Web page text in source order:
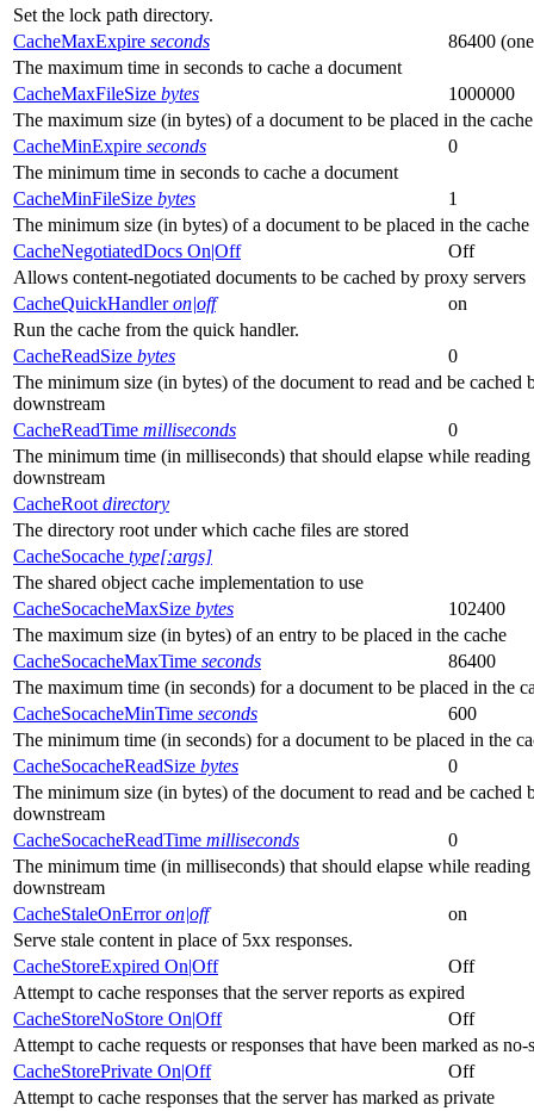
Set the lock path directory.
CacheMaxExpire seconds
86400
The maximum time in seconds to cache a document
CacheMaxFileSize bytes
1000000
The maximum size (in bytes) of a document to be placed in the cache
CacheMinExpire seconds
0
The minimum time in seconds to cache a document
CacheMinFileSize bytes
1
The minimum size (in bytes) of a document to be placed in the cache
CacheNegotiatedDocs On|Off
Off
Allows content-negotiated documents to be cached by proxy servers
CacheQuickHandleron|off
on
Run the cache from the quick handler.
CacheReadSize bytes
0
The minimum size (in bytes) of the document to read and be cached
downstream
CacheReadTime milliseconds
0
The minimum time (in milliseconds) that should elapse while reading
downstream
CacheRoot directory
The directory root under which cache files are stored
CacheSocache type[:args]
The shared object cache implementation to use
CacheSocacheMaxSize bytes
102400
The maximum size (in bytes) of an entry to be placed in the cache
CacheSocacheMaxTime seconds
86400
The maximum time (in seconds) for a document to be placed in the
CacheSocacheMinTime seconds
600
The minimum time (in seconds) for a document to be placed in the
CacheSocacheReadSize bytes
0
The minimum size (in bytes) of the document to read and be cached
downstream
CacheSocacheReadTime milliseconds
0
The minimum time (in milliseconds) that should elapse while reading
downstream
CacheStaleOnErroron|off
on
Serve stale content in place of 5xx responses.
CacheStoreExpired On|Off
Off
Attempt to cache responses that the server reports as expired
CacheStoreNoStore On|Off
Off
Attempt to cache requests or responses that have been marked as no-
CacheStorePrivate On|Off
Off
Attempt to cache responses that the server has marked as private